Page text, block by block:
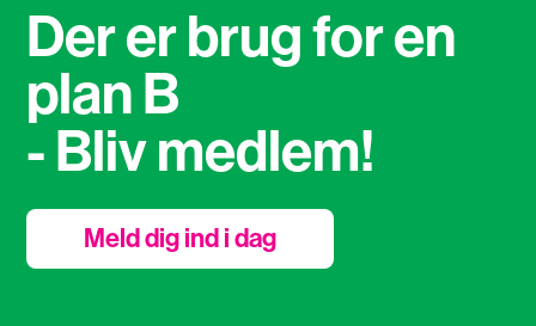
Der er brug for en
plan B
- Bliv medlem!
Meld dig ind i dag